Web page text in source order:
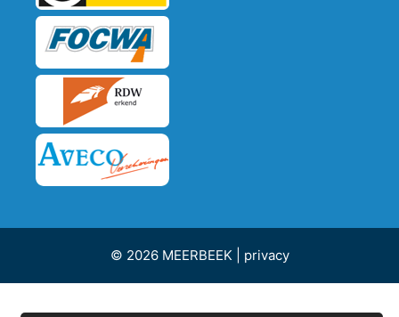
© 2026 MEERBEEK | privacy